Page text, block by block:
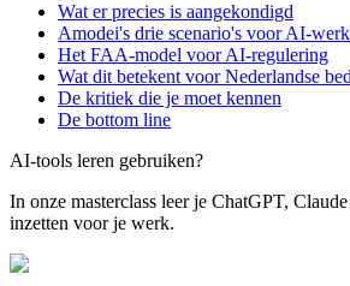
Wat er precies is aangekondigd
Amodei's drie scenario's voor AI-
Het FAA-model voor AI-regulering
Wat dit betekent voor Nederlandse
De kritiek die je moet kennen
De bottom line
AI-tools leren gebruiken?
In onze masterclass leer je ChatGPT,
inzetten voor je werk.